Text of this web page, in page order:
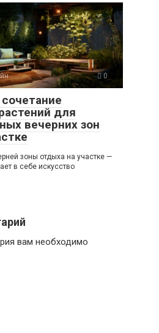
0
для
вечерних зон
зоны отдыха на участке —
в себе искусство
вам необходимо